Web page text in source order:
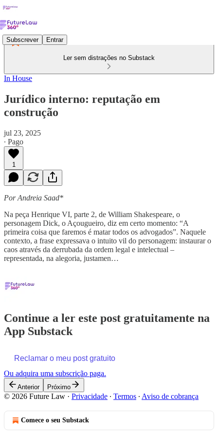
Subscrever Entrar
Ler sem distrações no Substack
In House
Jurídico interno: reputação em
construção
jul 23, 2025
∙ Pago
1
Por Andreia Saad*
Na peça Henrique VI, parte 2, de William Shakespeare, o
personagem Dick, o Açougueiro, diz em certo momento: “A
primeira coisa que faremos é matar todos os advogados”. Naquele
contexto, a frase expressava o intuito vil do personagem: instaurar o
caos através da derrubada da ordem legal e intelectual –
representada, na alegoria, justamen…
Continue a ler este post gratuitamente na
App Substack
Reclamar o meu post gratuito
Ou adquira uma subscrição paga.
Anterior Próximo
© 2026 Future Law · Privacidade ∙ Termos ∙ Aviso de cobrança
Comece o seu Substack